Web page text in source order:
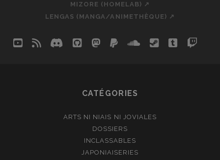
MIZORE (HOMELAB) ↗
LENGAS (MANGA/ANIMETHÈQUE) ↗
youtube
rss discord
githubmastodon
paypalsoundcloud
steamtumblr
CATÉGORIES
ARTS NI NIAIS NI JOVIALES
DOSSIERS
INCLASSABLES
JAPONIAISERIES